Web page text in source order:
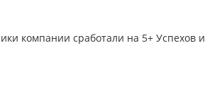
компании сработали на 5+ Успехов и